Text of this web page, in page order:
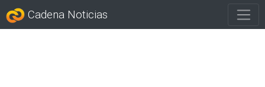
Cadena Noticias